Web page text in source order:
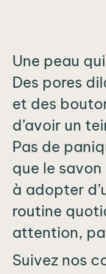
Une peau
Des pores
et des
d’avoir un
Pas de
que le
à adopter
routine
attention,
Suivez nos